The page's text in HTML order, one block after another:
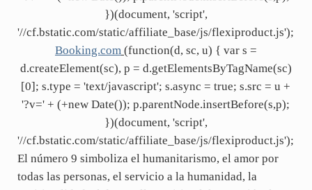
})(document, 'script',
'//cf.bstatic.com/static/affiliate_base/js/flexiproduct.js');
Booking.com (function(d, sc, u) { var s =
d.createElement(sc), p = d.getElementsByTagName(sc)
[0]; s.type = 'text/javascript'; s.async = true; s.src = u +
'?v=' + (+new Date()); p.parentNode.insertBefore(s,p);
})(document, 'script',
'//cf.bstatic.com/static/affiliate_base/js/flexiproduct.js');
El número 9 simboliza el humanitarismo, el amor por
todas las personas, el servicio a la humanidad, la